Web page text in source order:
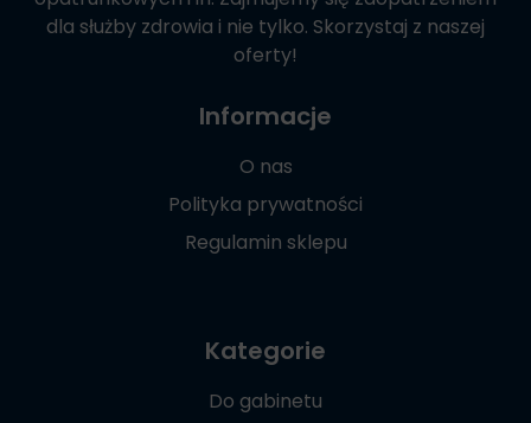
dla służby zdrowia i nie tylko. Skorzystaj z naszej
oferty!
Informacje
O nas
Polityka prywatności
Regulamin sklepu
Kategorie
Do gabinetu